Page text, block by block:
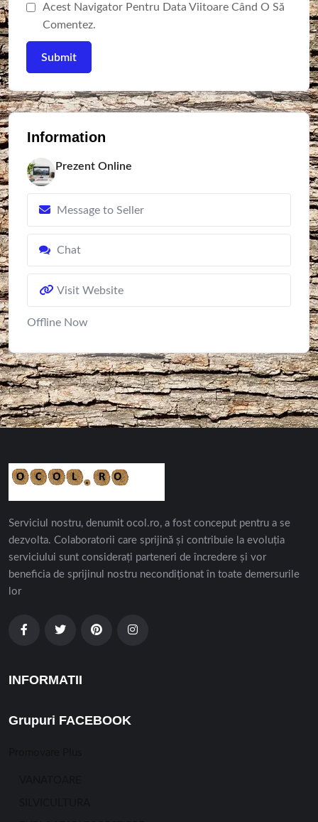
Acest Navigator Pentru Data Viitoare Când O Să
Comentez.
Information
Prezent Online
Message to Seller
Chat
Visit Website
Offline Now
Serviciul nostru, denumit ocol.ro, a fost conceput pentru a se
dezvolta. Colaboratorii care sprijină și contribuie la evoluția
serviciului sunt considerați parteneri de încredere și vor
beneficia de sprijinul nostru necondiționat în toate demersurile
lor
INFORMATII
Grupuri FACEBOOK